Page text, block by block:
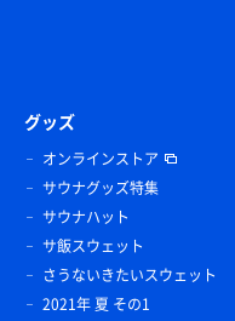
グッズ
オンラインストア
サウナグッズ特集
サウナハット
サ飯スウェット
さうないきたいスウェット
2021年 夏 その1